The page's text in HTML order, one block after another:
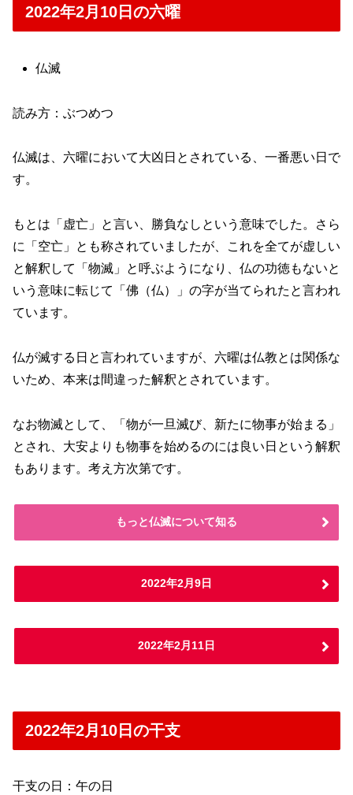
2022年2月10日の六曜
仏滅
読み方：ぶつめつ
仏滅は、六曜において大凶日とされている、一番悪い日で
す。
もとは「虚亡」と言い、勝負なしという意味でした。さら
に「空亡」とも称されていましたが、これを全てが虚しい
と解釈して「物滅」と呼ぶようになり、仏の功徳もないと
いう意味に転じて「佛（仏）」の字が当てられたと言われ
ています。
仏が滅する日と言われていますが、六曜は仏教とは関係な
いため、本来は間違った解釈とされています。
なお物滅として、「物が一旦滅び、新たに物事が始まる」
とされ、大安よりも物事を始めるのには良い日という解釈
もあります。考え方次第です。
もっと仏滅について知る
2022年2月9日
2022年2月11日
2022年2月10日の干支
干支の日：午の日